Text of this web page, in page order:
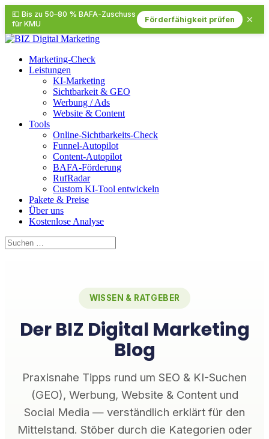
💶 Bis zu 50–80 % BAFA-Zuschuss
für KMU
Förderfähigkeit prüfen ×
Marketing-Check
Leistungen
KI-Marketing
Sichtbarkeit & GEO
Werbung / Ads
Website & Content
Tools
Online-Sichtbarkeits-Check
Funnel-Autopilot
Content-Autopilot
BAFA-Förderung
RufRadar
Custom KI-Tool entwickeln
Pakete & Preise
Über uns
Kostenlose Analyse
WISSEN & RATGEBER
Der BIZ Digital Marketing
Blog
Praxisnahe Tipps rund um SEO & KI-Suchen
(GEO), Werbung, Website & Content und
Social Media — verständlich erklärt für den
Mittelstand. Stöber durch die Kategorien oder